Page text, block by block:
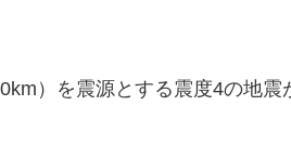
）を震源とする震度4の地震